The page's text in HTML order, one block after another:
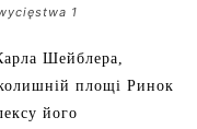
1
Шейблера,
площі Ринок
його